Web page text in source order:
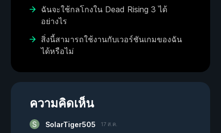
ฉันจะใช้กลโกงใน Dead Rising 3 ได้
อย่างไร
สิ่งนี้สามารถใช้งานกับเวอร์ชันเกมของฉัน
ได้หรือไม่
ความคิดเห็น
SolarTiger505 17 ส.ค.